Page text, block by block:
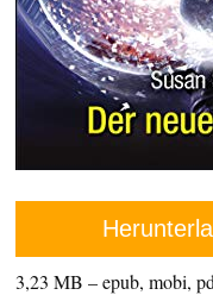
3,23 MB – epub, mobi,